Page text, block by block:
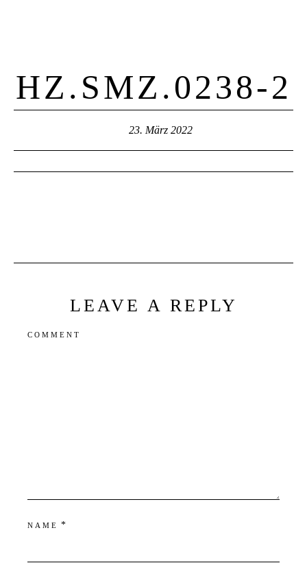
HZ.SMZ.0238-2
23. März 2022
LEAVE A REPLY
COMMENT
NAME *